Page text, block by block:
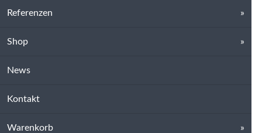
Referenzen
Shop
News
Kontakt
Warenkorb